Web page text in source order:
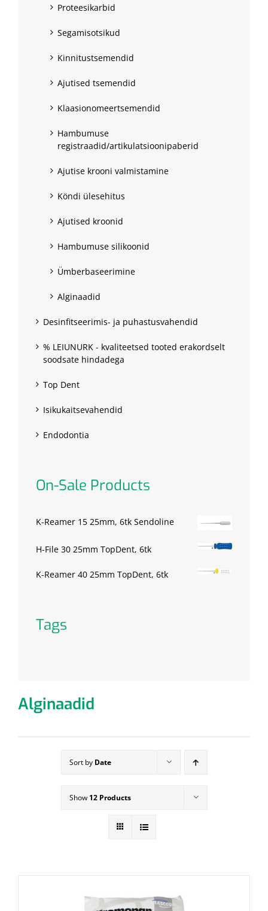
Proteesikarbid
Segamisotsikud
Kinnitustsemendid
Ajutised tsemendid
Klaasionomeertsemendid
Hambumuse
registraadid/artikulatsioonipaberid
Ajutise krooni valmistamine
Köndi ülesehitus
Ajutised kroonid
Hambumuse silikoonid
Ümberbaseerimine
Alginaadid
Desinfitseerimis- ja puhastusvahendid
% LEIUNURK - kvaliteetsed tooted erakordselt
soodsate hindadega
Top Dent
Isikukaitsevahendid
Endodontia
On-Sale Products
K-Reamer 15 25mm, 6tk Sendoline
H-File 30 25mm TopDent, 6tk
K-Reamer 40 25mm TopDent, 6tk
Tags
Alginaadid
Sort by Date
Show 12 Products